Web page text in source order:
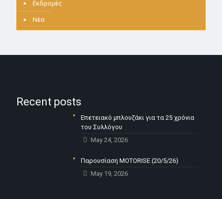
Εκδρομές
Νέα
Recent posts
Επετειακό μπλουζάκι για τα 25 χρόνια
του Συλλόγου
May 24, 2026
Παρουσίαση MOTORISE (20/5/26)
May 19, 2026